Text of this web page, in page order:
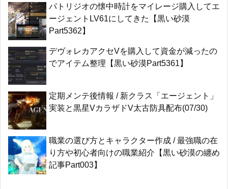
パトリジオの懐中時計をマイレージ購入してエ
ージェントLV61にしてきた【黒い砂漠
Part5362】
デヴォレカアクセVを購入して資金が減ったの
でアイテム整理【黒い砂漠Part5361】
定期メンテ後情報 / 新クラス「エージェント」
実装と黒星VカラザドV太古防具配布(07/30)
職業の選び方とキャラクター作成 / 最強職の在
り方や初心者向けの職業紹介【黒い砂漠の纏め
記事Part003】